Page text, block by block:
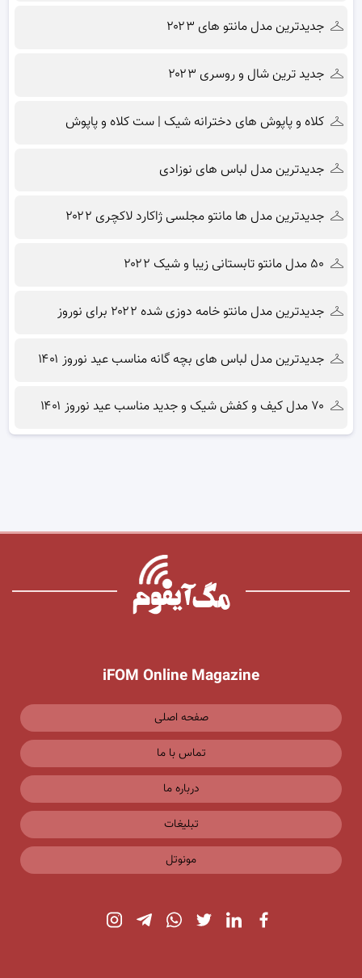
جدیدترین مدل مانتو های ۲۰۲۳
جدید ترین شال و روسری ۲۰۲۳
کلاه و پاپوش های دخترانه شیک | ست کلاه و پاپوش
جدیدترین مدل لباس های نوزادی
جدیدترین مدل ها مانتو مجلسی ژاکارد لاکچری ۲۰۲۲
۵۰ مدل مانتو تابستانی زیبا و شیک ۲۰۲۲
جدیدترین مدل مانتو خامه دوزی شده ۲۰۲۲ برای نوروز
جدیدترین مدل لباس های بچه گانه مناسب عید نوروز ۱۴۰۱
۷۰ مدل کیف و کفش شیک و جدید مناسب عید نوروز ۱۴۰۱
iFOM Online Magazine
صفحه اصلی
تماس با ما
درباره ما
تبلیغات
مونوتل